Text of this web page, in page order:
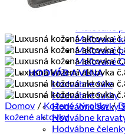
Kožené
Maľované
Maľované
Maľované
HODVÁB A VLNA
Hodvábne šále
Hodvábne šatky
Hodvábne šatky
Hodvábne
Hodvábne
Domov / Kožené výrobky /
kožené aktovky